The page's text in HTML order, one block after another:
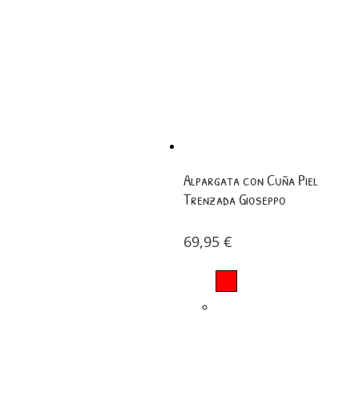
Alpargata con Cuña Piel
Trenzada Gioseppo
69,95 €